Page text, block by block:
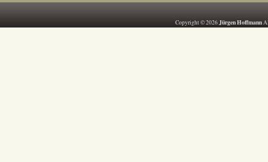
Copyright © 2026Jürgen Hoffmann